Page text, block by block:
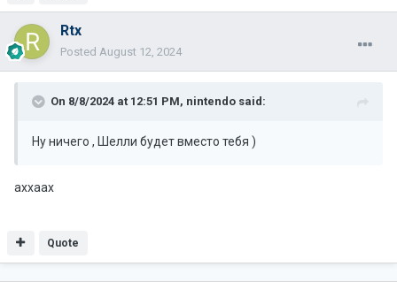
Rtx
Posted August 12, 2024
On 8/8/2024 at 12:51 PM, nintendo said:
Ну ничего , Шелли будет вместо тебя )
аххаах
Quote